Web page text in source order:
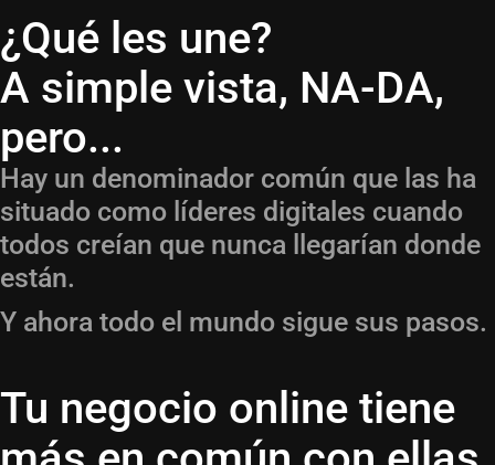
¿Qué les une?
A simple vista, NA-DA,
pero...
Hay un denominador común que las ha
situado como líderes digitales cuando
todos creían que nunca llegarían donde
están.
Y ahora todo el mundo sigue sus pasos.
Tu negocio online tiene